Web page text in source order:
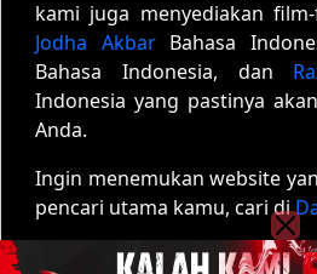
kami juga menyediakan
Jodha AkbarBahasa
Bahasa Indonesia, dan
Indonesia yang pastinya
Anda.
Ingin menemukan website
pencari utama kamu, cari di